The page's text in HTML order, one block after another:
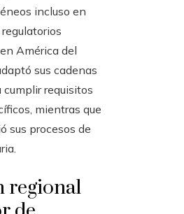
incluso en
América del
sus cadenas
requisitos
mientras que
sus procesos de
regional